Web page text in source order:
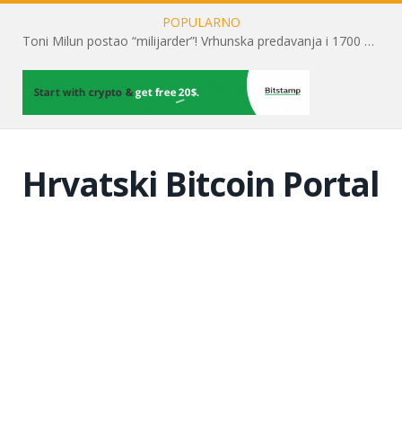
POPULARNO
Toni Milun postao “milijarder”! Vrhunska predavanja i 1700 posjetitelja obilježili su mjesec financijske pismenosti
Hrvatski Bitcoin Portal